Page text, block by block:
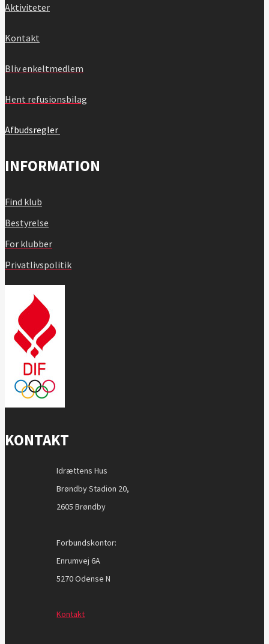
Aktiviteter
Kontakt
Bliv enkeltmedlem
Hent refusionsbilag
Afbudsregler
INFORMATION
Find klub
Bestyrelse
For klubber
Privatlivspolitik
KONTAKT
Idrættens Hus
Brøndby Stadion 20,
2605 Brøndby
Forbundskontor:
Enrumvej 6A
5270 Odense N
Kontakt